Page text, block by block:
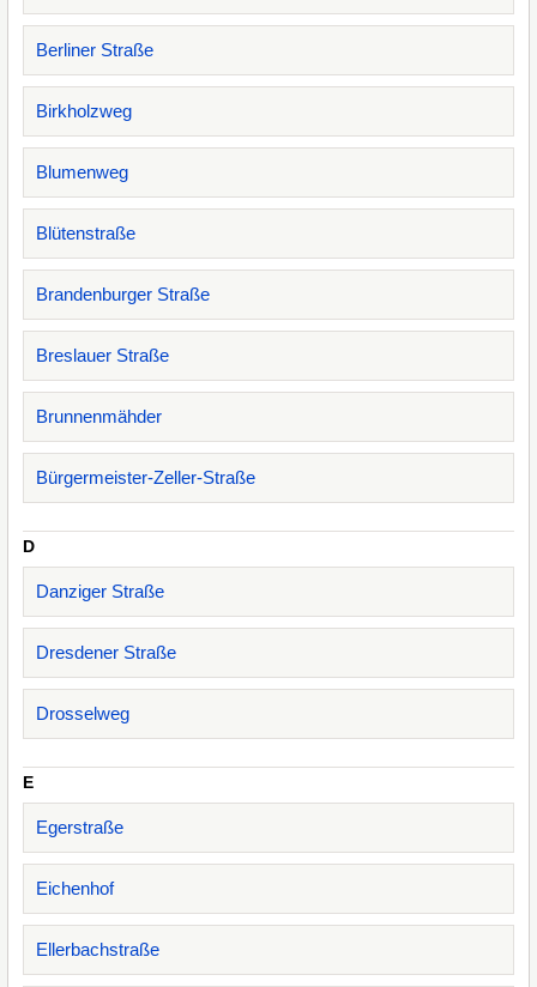
Berliner Straße
Birkholzweg
Blumenweg
Blütenstraße
Brandenburger Straße
Breslauer Straße
Brunnenmähder
Bürgermeister-Zeller-Straße
D
Danziger Straße
Dresdener Straße
Drosselweg
E
Egerstraße
Eichenhof
Ellerbachstraße